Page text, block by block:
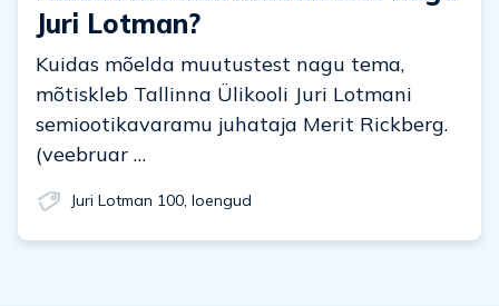
Juri Lotman?
Kuidas mõelda muutustest nagu tema,
mõtiskleb Tallinna Ülikooli Juri Lotmani
semiootikavaramu juhataja Merit Rickberg.
(veebruar …
Juri Lotman 100, loengud